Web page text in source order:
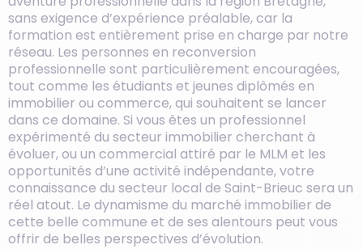
sans exigence d’expérience préalable, car la
formation est entièrement prise en charge par notre
réseau. Les personnes en reconversion
professionnelle sont particulièrement encouragées,
tout comme les étudiants et jeunes diplômés en
immobilier ou commerce, qui souhaitent se lancer
dans ce domaine. Si vous êtes un professionnel
expérimenté du secteur immobilier cherchant à
évoluer, ou un commercial attiré par le MLM et les
opportunités d’une activité indépendante, votre
connaissance du secteur local de Saint-Brieuc sera un
réel atout. Le dynamisme du marché immobilier de
cette belle commune et de ses alentours peut vous
offrir de belles perspectives d’évolution.